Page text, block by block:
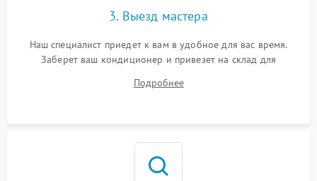
3. Выезд мастера
Наш специалист приедет к вам в удобное для вас время.
Заберет ваш кондиционер и привезет на склад для
Подробнее